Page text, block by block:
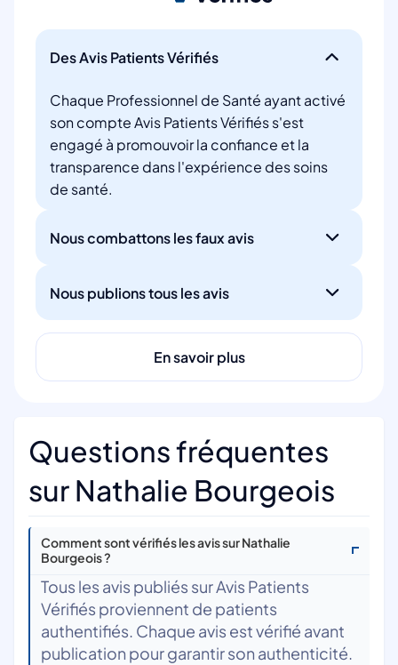
Des Avis Patients Vérifiés
Chaque Professionnel de Santé ayant activé
son compte Avis Patients Vérifiés s'est
engagé à promouvoir la confiance et la
transparence dans l'expérience des soins
de santé.
Nous combattons les faux avis
Nous publions tous les avis
En savoir plus
Questions fréquentes
sur Nathalie Bourgeois
Comment sont vérifiés les avis sur Nathalie
Bourgeois ?
Tous les avis publiés sur Avis Patients
Vérifiés proviennent de patients
authentifiés. Chaque avis est vérifié avant
publication pour garantir son authenticité.